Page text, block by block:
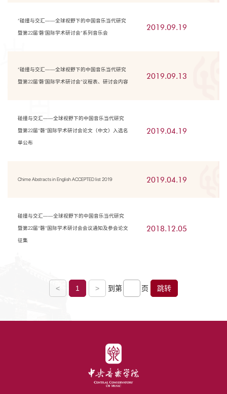
“碰撞与交汇——全球视野下的中国音乐当代研究
暨第22届‘磬’国际学术研讨会”系列音乐会
2019.09.19
“碰撞与交汇——全球视野下的中国音乐当代研究
暨第22届‘磬’国际学术研讨会”议程表、研讨会内容
2019.09.13
碰撞与交汇——全球视野下的中国音乐当代研究
暨第22届“磬”国际学术研讨会论文（中文）入选名
单公布
2019.04.19
Chime Abstracts in English ACCEPTED list 2019 2019.04.19
碰撞与交汇——全球视野下的中国音乐当代研究
暨第22届“磬”国际学术研讨会会议通知及参会论文
征集
2018.12.05
< 1 > 到第 页 跳转